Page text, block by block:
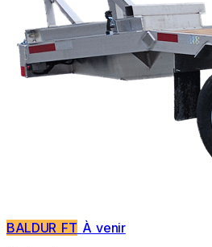
BALDUR FT À venir